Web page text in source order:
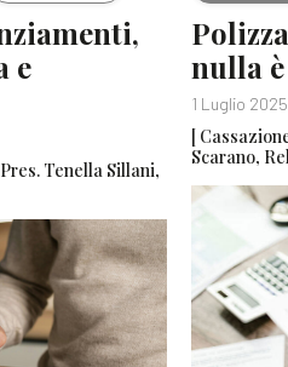
e
Pres. Tenella Sillani,
nulla
1 Luglio 2025
[
Scarano,